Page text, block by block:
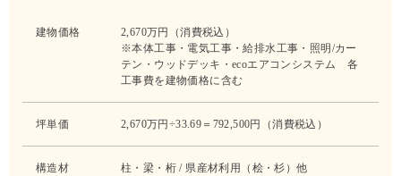
建物価格
2,670万円（消費税込）
※本体工事・電気工事・給排水工事・照明/カー
テン・ウッドデッキ・ecoエアコンシステム 各
工事費を建物価格に含む
坪単価 2,670万円÷33.69＝792,500円（消費税込）
構造材 柱・梁・桁 / 県産材利用（桧・杉）他